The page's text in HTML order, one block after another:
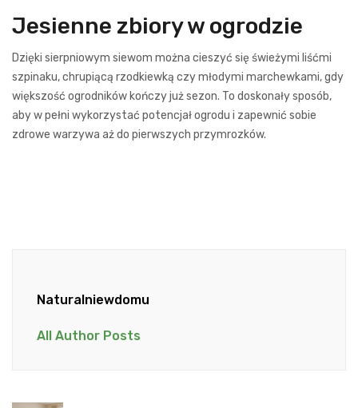
Jesienne zbiory w ogrodzie
Dzięki sierpniowym siewom można cieszyć się świeżymi liśćmi
szpinaku, chrupiącą rzodkiewką czy młodymi marchewkami, gdy
większość ogrodników kończy już sezon. To doskonały sposób,
aby w pełni wykorzystać potencjał ogrodu i zapewnić sobie
zdrowe warzywa aż do pierwszych przymrozków.
Naturalniewdomu
All Author Posts